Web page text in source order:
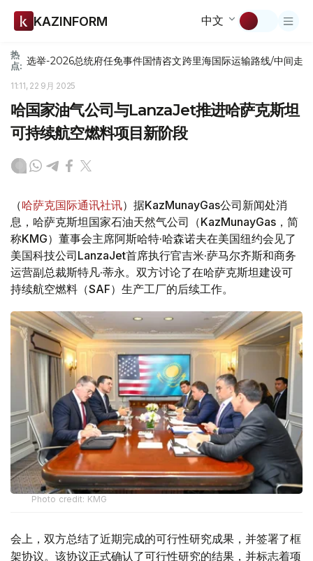
KAZINFORM 中文
热
点: 选举-2026总统府任免事件国情咨文跨里海国际运输路线/中间走廊
11:11, 22 9月 2025
哈国家油气公司与LanzaJet推进哈萨克斯坦
可持续航空燃料项目新阶段
（哈萨克国际通讯社讯）据KazMunayGas公司新闻处消
息，哈萨克斯坦国家石油天然气公司（KazMunayGas，简
称KMG）董事会主席阿斯哈特·哈森诺夫在美国纽约会见了
美国科技公司LanzaJet首席执行官吉米·萨马尔齐斯和商务
运营副总裁斯特凡·蒂永。双方讨论了在哈萨克斯坦建设可
持续航空燃料（SAF）生产工厂的后续工作。
Photo credit: KMG
会上，双方总结了近期完成的可行性研究成果，并签署了框
架协议。该协议正式确认了可行性研究的结果，并标志着项